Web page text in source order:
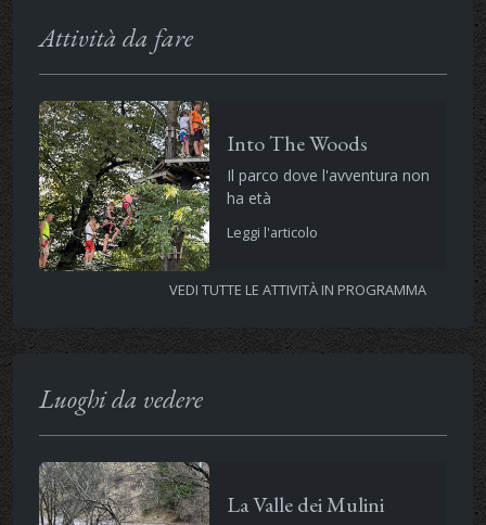
Attività da fare
Into The Woods
Il parco dove l'avventura non
ha età
Leggi l'articolo
VEDI TUTTE LE ATTIVITÀ IN PROGRAMMA
Luoghi da vedere
La Valle dei Mulini